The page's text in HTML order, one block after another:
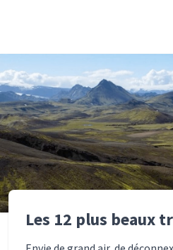
Les 12 plus beaux